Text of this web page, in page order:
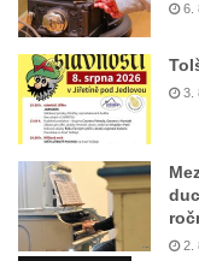
Socha Medvídě v
Sochy Ležící
Sochy Ptáci v
Socha Skupina
Socha Panter v
Socha Dívka s
Socha Tygr v ZOO
6.
3.
2.